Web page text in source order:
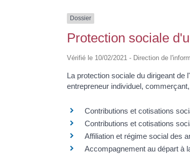
Dossier
Protection sociale
Vérifié le 10/02/2021 - Direction de
La protection sociale du dirigeant de
entrepreneur individuel,
Contributions et cotisations
Contributions et cotisations
Affiliation et régime social des
Accompagnement au départ à